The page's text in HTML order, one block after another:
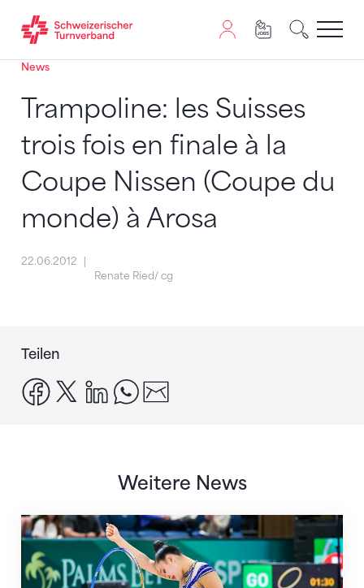
Zum Inhalt springen
Zur Sitemap navigieren
Zum Navigieren dieser Seite wird JavaScript benötigt.
News
Trampoline: les Suisses
trois fois en finale à la
Coupe Nissen (Coupe du
monde) à Arosa
22.06.2012
Renate Ried/ cg
Teilen
facebook
x linkedinwhatsapp
Weitere News
Nächster Halt: Weltmeisterschaft